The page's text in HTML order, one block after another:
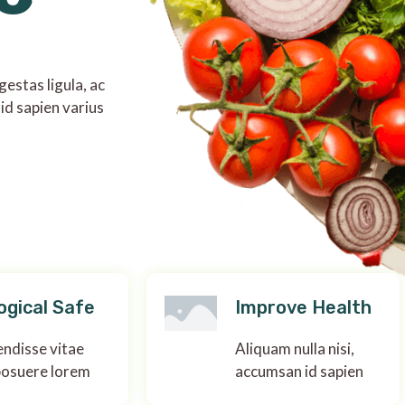
ligula, ac
sapien varius
Safe
vitae
lorem
Improve Health
Aliquam nulla nisi,
accumsan id sapien